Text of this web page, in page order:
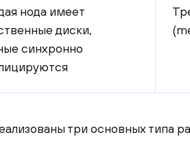
нода имеет
диски,
синхронно
три основных типа